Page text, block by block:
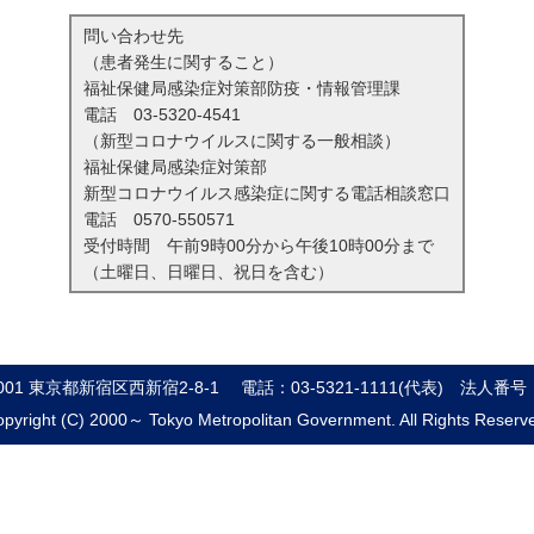
問い合わせ先
（患者発生に関すること）
福祉保健局感染症対策部防疫・情報管理課
電話 03-5320-4541
（新型コロナウイルスに関する一般相談）
福祉保健局感染症対策部
新型コロナウイルス感染症に関する電話相談窓口
電話 0570-550571
受付時間 午前9時00分から午後10時00分まで
（土曜日、日曜日、祝日を含む）
東京都新宿区西新宿2-8-1 電話：03-5321-1111(代表)
法人番号
(C) 2000～ Tokyo Metropolitan Government. All Rights